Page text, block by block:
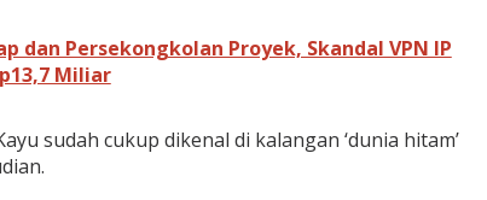
dan Persekongkolan Proyek, Skandal VPN IP
Miliar
sudah cukup dikenal di kalangan ‘dunia hitam’